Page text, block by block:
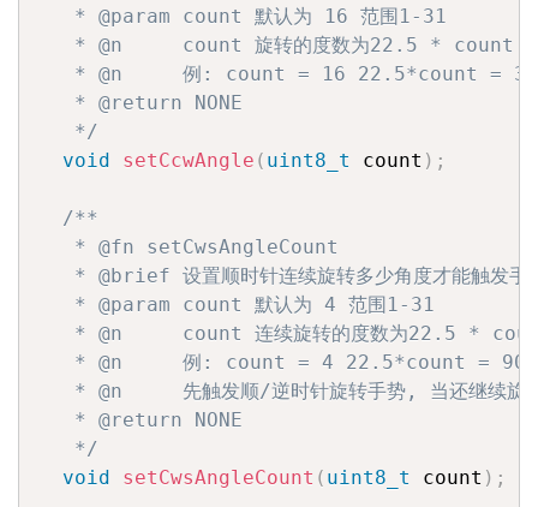
   * @param count 默认为 16 范围1-31
   * @n     count 旋转的度数为22.5 * count
* @n     例: count = 16 22.5*count = 360
   * @return NONE
   */
void
setCcwAngle ( uint8_t count ) ;
/**
   * @fn setCwsAngleCount
* @brief 设置顺时针连续旋转多少角度才能触发手
   * @param count 默认为 4 范围1-31
* @n     count 连续旋转的度数为22.5 *
   * @n     例: count = 4 22.5*count = 90
* @n     先触发顺/逆时针旋转手势, 当还继续旋
   * @return NONE
   */
void
setCwsAngleCount ( uint8_t count ) ;